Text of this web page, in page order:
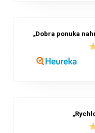
„Dobra ponuka